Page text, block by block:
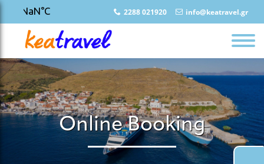
2288 021920 info@keatravel.gr
Online Booking